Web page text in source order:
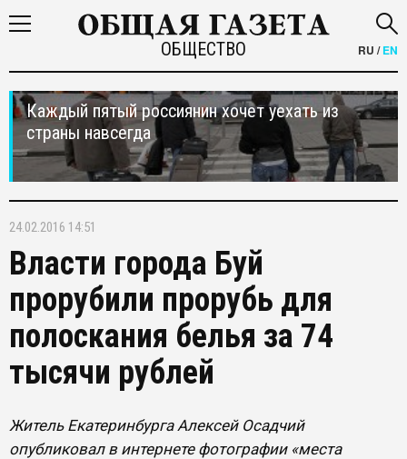
ОБЩЕСТВО RU /EN
Каждый пятый россиянин хочет уехать из
страны навсегда
24.02.2016 14:51
Власти города Буй
прорубили прорубь для
полоскания белья за 74
тысячи рублей
Житель Екатеринбурга Алексей Осадчий
опубликовал в интернете фотографии «места